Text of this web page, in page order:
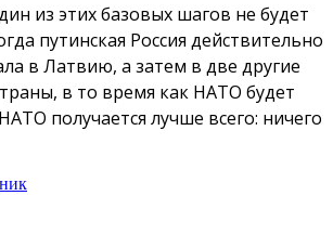
из этих базовых шагов не будет
путинская Россия действительно
в Латвию, а затем в две другие
в то время как НАТО будет
получается лучше всего: ничего